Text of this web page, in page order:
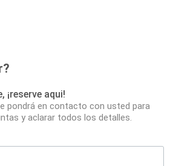
¡reserve aqui!
pondrá en contacto con usted para
y aclarar todos los detalles.